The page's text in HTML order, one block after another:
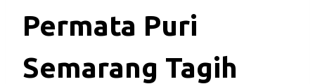
Permata Puri
Semarang Tagih